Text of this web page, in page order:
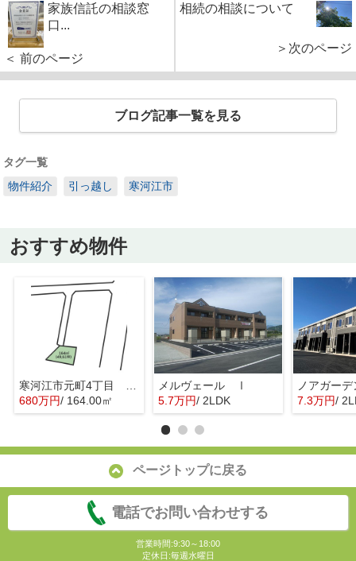
家族信託の相談窓
口...
＜ 前のページ
相続の相談について
＞次のページ
ブログ記事一覧を見る
タグ一覧
物件紹介
引っ越し 寒河江市
おすすめ物件
680万円/ 164.00㎡
メルヴェール Ⅰ
5.7万円/ 2LDK
ノアガーデ
7.3万円/
ページトップに戻る
電話でお問い合わせする
営業時間:9:30～18:00
定休日:毎週水曜日